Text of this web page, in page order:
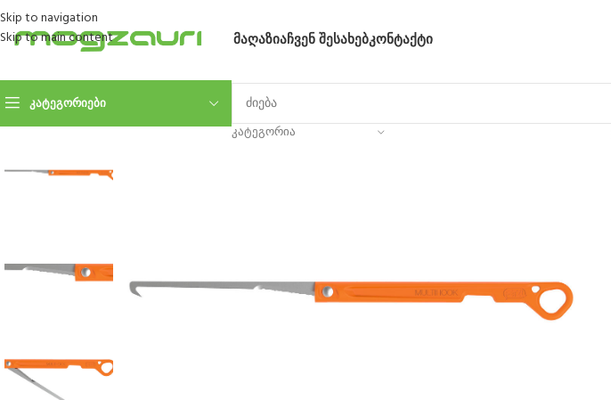
Skip to navigation
Skip to main content
ᲛᲐᲦᲐᲖᲘᲐᲩᲕᲔᲜ ᲨᲔᲡᲐᲮᲔᲑᲙᲝᲜᲢᲐᲥᲢᲘ
ᲙᲐᲢᲔᲒᲝᲠᲘᲔᲑᲘ
ᲙᲐᲢᲔᲒᲝᲠᲘᲐ